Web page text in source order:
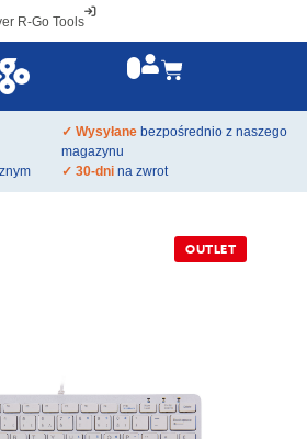
R-Go Tools
✓ Wysyłane bezpośrednio z naszego
magazynu
✓ 30-dni na zwrot
OUTLET